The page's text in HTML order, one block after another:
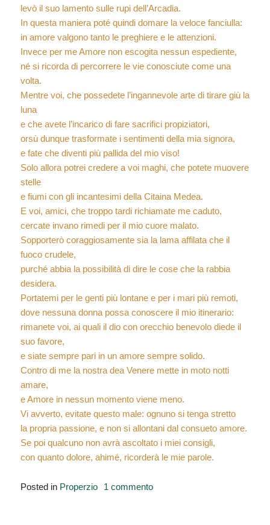
levò il suo lamento sulle rupi dell’Arcadia.
In questa maniera poté quindi domare la veloce fanciulla:
in amore valgono tanto le preghiere e le attenzioni.
Invece per me Amore non escogita nessun espediente,
né si ricorda di percorrere le vie conosciute come una
volta.
Mentre voi, che possedete l’ingannevole arte di tirare giù la
luna
e che avete l’incarico di fare sacrifici propiziatori,
orsù dunque trasformate i sentimenti della mia signora,
e fate che diventi più pallida del mio viso!
Solo allora potrei credere a voi maghi, che potete muovere
stelle
e fiumi con gli incantesimi della Citaina Medea.
E voi, amici, che troppo tardi richiamate me caduto,
cercate invano rimedi per il mio cuore malato.
Sopporterò coraggiosamente sia la lama affilata che il
fuoco crudele,
purché abbia la possibilità di dire le cose che la rabbia
desidera.
Portatemi per le genti più lontane e per i mari più remoti,
dove nessuna donna possa conoscere il mio itinerario:
rimanete voi, ai quali il dio con orecchio benevolo diede il
suo favore,
e siate sempre pari in un amore sempre solido.
Contro di me la nostra dea Venere mette in moto notti
amare,
e Amore in nessun momento viene meno.
Vi avverto, evitate questo male: ognuno si tenga stretto
la propria passione, e non si allontani dal consueto amore.
Se poi qualcuno non avrà ascoltato i miei consigli,
con quanto dolore, ahimé, ricorderà le mie parole.
Posted in Properzio 1 commentosu